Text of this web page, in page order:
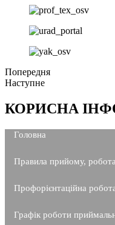
Попередня
Наступне
КОРИСНА
Головна
Правила прийому, робота
Профорієнтаційна
Графік роботи